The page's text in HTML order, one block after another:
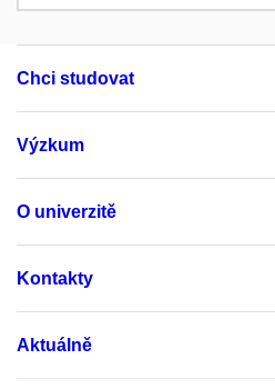
Chci studovat
Výzkum
O univerzitě
Kontakty
Aktuálně